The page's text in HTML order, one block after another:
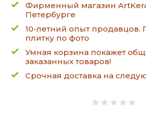
Фирменный магазин
Петербурге
10-летний опыт
плитку по фото
Умная корзина покажет
заказанных товаров!
Срочная доставка на